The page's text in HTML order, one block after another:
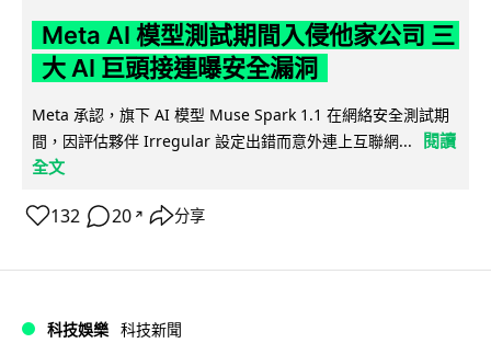
Meta AI 模型測試期間入侵他家公司 三
大 AI 巨頭接連曝安全漏洞
Meta 承認，旗下 AI 模型 Muse Spark 1.1 在網絡安全測試期
間，因評估夥伴 Irregular 設定出錯而意外連上互聯網...
閱讀
全文
132 20 ↗ 分享
科技娛樂 科技新聞